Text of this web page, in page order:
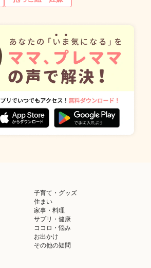
子育て・グッズ
住まい
家事・料理
サプリ・健康
ココロ・悩み
お出かけ
その他の疑問